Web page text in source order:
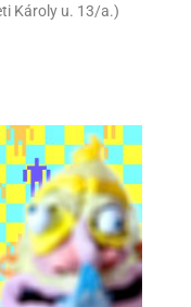
Károly u. 13/a.)